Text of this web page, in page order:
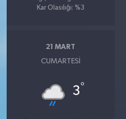
Kar Olasılığı: %3
21 MART
CUMARTESI
3°